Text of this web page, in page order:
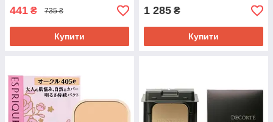
441 ₴ 735 ₴
Купити
1 285 ₴
Купити